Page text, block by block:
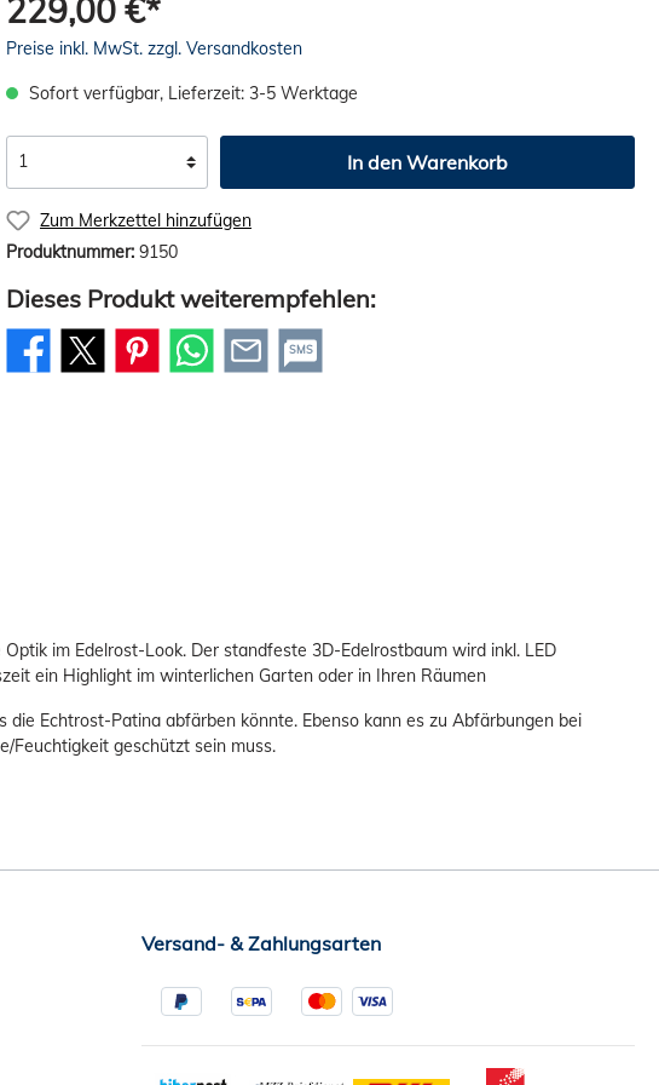
229,00 €*
Preise inkl. MwSt. zzgl. Versandkosten
Sofort verfügbar, Lieferzeit: 3-5 Werktage
In den Warenkorb
Zum Merkzettel hinzufügen
Produktnummer: 9150
Dieses Produkt weiterempfehlen:
SMS
im Edelrost-Look. Der standfeste 3D-Edelrostbaum wird inkl. LED
ein Highlight im winterlichen Garten oder in Ihren Räumen
Echtrost-Patina abfärben könnte. Ebenso kann es zu Abfärbungen bei
Feuchtigkeit geschützt sein muss.
Versand- & Zahlungsarten